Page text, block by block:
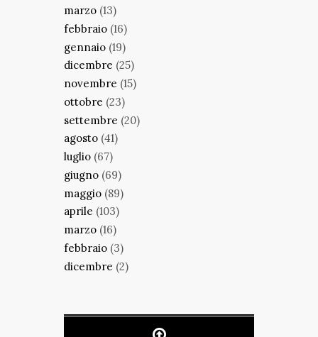
marzo (13)
febbraio (16)
gennaio (19)
dicembre (25)
novembre (15)
ottobre (23)
settembre (20)
agosto (41)
luglio (67)
giugno (69)
maggio (89)
aprile (103)
marzo (16)
febbraio (3)
dicembre (2)